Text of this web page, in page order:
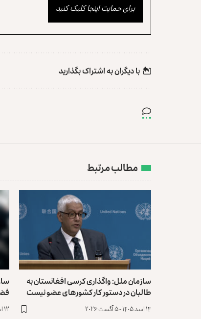
برای حمایت اینجا کلیک کنید
با دیگران به‌‌ اشتراک بگذارید
مطالب مرتبط
سازمان ملل: واگذاری کرسی افغانستان به
طالبان در دستور کار کشورهای ‏عضو نیست
۱۴ اسد ۱۴۰۵ - ۵ آگست ۲۰۲۶ ۱۲ اسد ۱۴۰۵ - ۳ آگست ۲۰۲۶